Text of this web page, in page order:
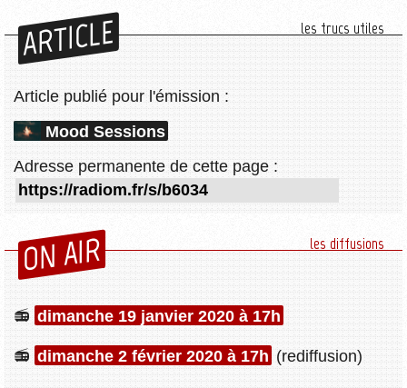
ARTICLE les trucs utiles
Article publié pour l'émission :
Mood Sessions
Adresse permanente de cette page :
ON AIR les diffusions
dimanche 19 janvier 2020 à 17h
dimanche 2 février 2020 à 17h (rediffusion)